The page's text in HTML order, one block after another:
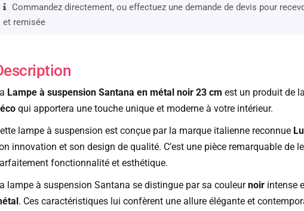
Commandez directement, ou effectuez une demande de devis pour
et remisée
Lampe à suspension Santana en métal noir 23 cm est un produit de
qui apportera une touche unique et moderne à votre intérieur.
lampe à suspension est conçue par la marque italienne reconnue
innovation et son design de qualité. C’est une pièce remarquable de
fonctionnalité et esthétique.
lampe à suspension Santana se distingue par sa couleurnoirintense
. Ces caractéristiques lui confèrent une allure élégante et